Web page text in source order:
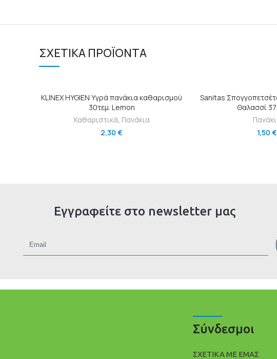
ΣΧΕΤΙΚΆ ΠΡΟΪΌΝΤΑ
ΠΡΟΣΘΉΚΗ ΣΤΟ ΚΑΛΆΘΙ
KLINEX HYGIEN Υγρά πανάκια καθαρισμού
30τεμ. Lemon
Καθαριστικά, Πανάκια
2,30 €
ΠΡΟΣΘΉΚΗ
Sanitas
Θαλασσί
1,50 €
Εγγραφείτε στο newsletter μας
Σύνδεσμοι
ΣΧΕΤΙΚΑ ΜΕ ΕΜΑΣ